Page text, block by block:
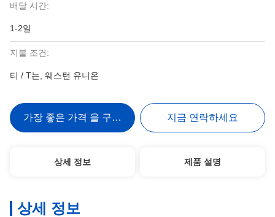
배달 시간:
1-2일
지불 조건:
티 / T는, 웨스턴 유니온
가장 좋은 가격 을 구하라 지금 연락하세요
상세 정보 제품 설명
상세 정보